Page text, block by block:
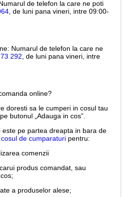
de telefon la care ne poti
, de luni pana vineri, intre 09:00-
Numarul de telefon la care ne
292, de luni pana vineri, intre
online?
doresti sa le cumperi in cosul tau
butonul „Adauga in cos”.
pe partea dreapta in bara de
cosul de cumparaturi pentru:
comenzii
produs comandat, sau
a produselor alese;